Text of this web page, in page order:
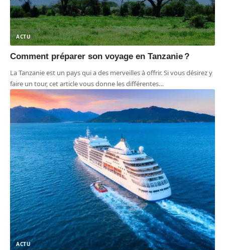
ACTU
Comment préparer son voyage en Tanzanie ?
La Tanzanie est un pays qui a des merveilles à offrir. Si vous désirez y
faire un tour, cet article vous donne les différentes…
ACTU